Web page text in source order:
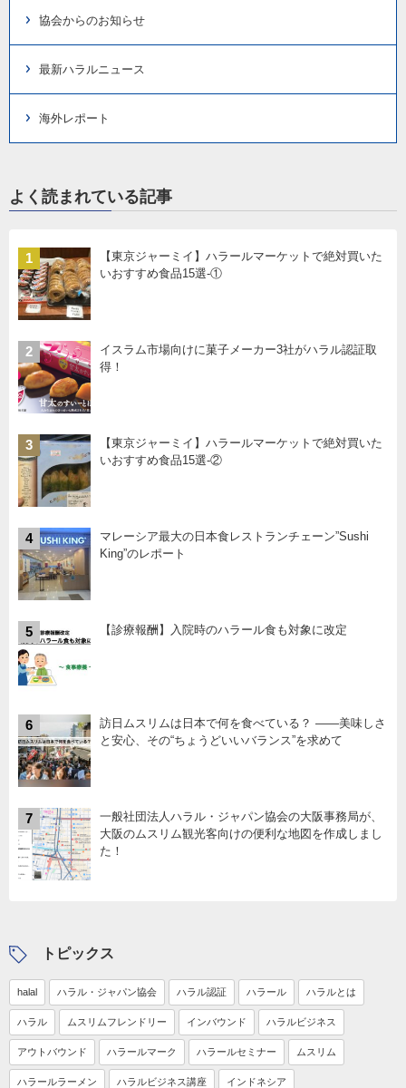
協会からのお知らせ
最新ハラルニュース
海外レポート
よく読まれている記事
1
【東京ジャーミイ】ハラールマーケットで絶対買いた
いおすすめ食品15選-①
2
イスラム市場向けに菓子メーカー3社がハラル認証取
得！
3
【東京ジャーミイ】ハラールマーケットで絶対買いた
いおすすめ食品15選-②
4
マレーシア最大の日本食レストランチェーン”Sushi
King”のレポート
5 【診療報酬】入院時のハラール食も対象に改定
6
訪日ムスリムは日本で何を食べている？ ――美味しさ
と安心、その“ちょうどいいバランス”を求めて
7
一般社団法人ハラル・ジャパン協会の大阪事務局が、
大阪のムスリム観光客向けの便利な地図を作成しまし
た！
トピックス
halal ハラル・ジャパン協会 ハラル認証 ハラール ハラルとは
ハラル ムスリムフレンドリー インバウンド ハラルビジネス
アウトバウンド ハラールマーク ハラールセミナー ムスリム
ハラールラーメン ハラルビジネス講座 インドネシア